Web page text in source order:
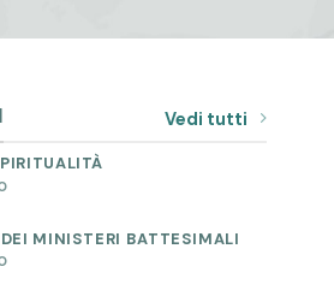
Vedi tutti
MINISTERI BATTESIMALI